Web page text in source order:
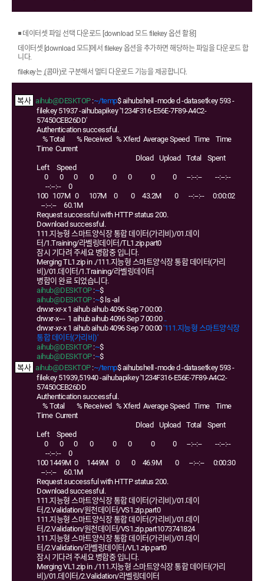
◾ 데이터셋 파일 선택 다운로드 [download 모드 filekey 옵션 활용]
데이터셋 [download 모드]에서 filekey 옵션을 추가하면 해당하는 파일을 다운로드 합
니다.
filekey는 ,(콤마)로 구분해서 멀티 다운로드 기능을 제공합니다.
aihub@DESKTOP:~/temp$ aihubshell -mode d -datasetkey 593 -
filekey 51937 -aihubapikey '1234F316-E56E-7F89-A4C2-
57450CEB26DD'
Authentication successful.
% Total % Received % Xferd Average Speed Time Time
Time Current
Dload Upload Total Spent
Left Speed
0 0 0 0 0 0 0 0 --:--:-- --:--:--
--:--:-- 0
100 107M 0 107M 0 0 43.2M 0 --:--:-- 0:00:02
--:--:-- 60.1M
Request successful with HTTP status 200.
Download successful.
111.지능형 스마트양식장 통합 데이터(가리비)/01.데이
터/1.Training/라벨링데이터/TL1.zip.part0
잠시 기다려 주세요 병합중 입니다.
Merging TL1.zip in ./111.지능형 스마트양식장 통합 데이터(가리
비)/01.데이터/1.Training/라벨링데이터
병합이 완료 되었습니다.
aihub@DESKTOP:~$
aihub@DESKTOP:~$ ls -al
drwxr-xr-x 1 aihub aihub 4096 Sep 7 00:00 .
drwxr-x--- 1 aihub aihub 4096 Sep 7 00:00 ..
drwxr-xr-x 1 aihub aihub 4096 Sep 7 00:00'111.지능형 스마트양식장
통합 데이터(가리비)'
aihub@DESKTOP:~$
aihub@DESKTOP:~$
aihub@DESKTOP:~/temp$ aihubshell -mode d -datasetkey 593 -
filekey 51939,51940 -aihubapikey '1234F316-E56E-7F89-A4C2-
57450CEB26DD
Authentication successful.
% Total % Received % Xferd Average Speed Time Time
Time Current
Dload Upload Total Spent
Left Speed
0 0 0 0 0 0 0 0 --:--:-- --:--:--
--:--:-- 0
100 1449M 0 1449M 0 0 46.9M 0 --:--:-- 0:00:30
--:--:-- 60.1M
Request successful with HTTP status 200.
Download successful.
111.지능형 스마트양식장 통합 데이터(가리비)/01.데이
터/2.Validation/원천데이터/VS1.zip.part0
111.지능형 스마트양식장 통합 데이터(가리비)/01.데이
터/2.Validation/원천데이터/VS1.zip.part1073741824
111.지능형 스마트양식장 통합 데이터(가리비)/01.데이
터/2.Validation/라벨링데이터/VL1.zip.part0
잠시 기다려 주세요 병합중 입니다.
Merging VL1.zip in ./111.지능형 스마트양식장 통합 데이터(가리
비)/01.데이터/2.Validation/라벨링데이터